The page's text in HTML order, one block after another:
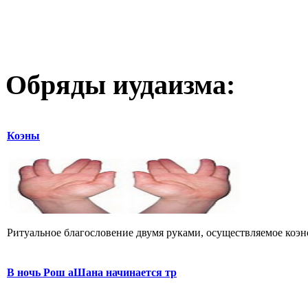
Обряды иудаизма:
Коэны
В ночь Рош аШана начинается тр